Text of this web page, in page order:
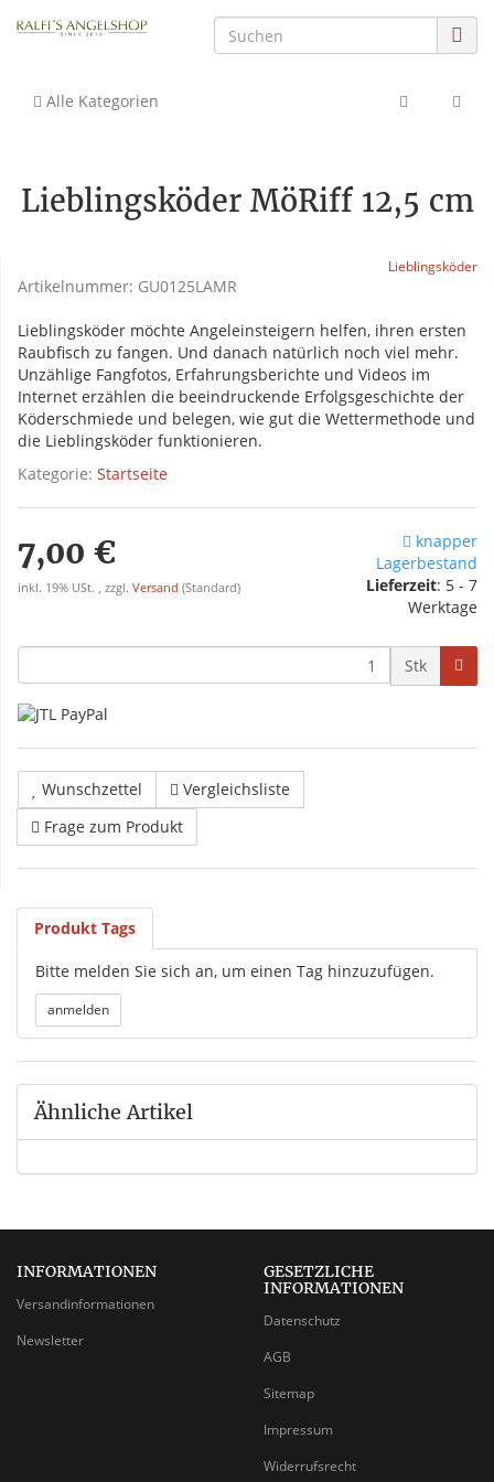
Alle Kategorien
Lieblingsköder MöRiff 12,5 cm
Lieblingsköder
Artikelnummer: GU0125LAMR
Lieblingsköder möchte Angeleinsteigern helfen, ihren ersten
Raubfisch zu fangen. Und danach natürlich noch viel mehr.
Unzählige Fangfotos, Erfahrungsberichte und Videos im
Internet erzählen die beeindruckende Erfolgsgeschichte der
Köderschmiede und belegen, wie gut die Wettermethode und
die Lieblingsköder funktionieren.
Kategorie: Startseite
7,00 €
inkl. 19% USt. , zzgl. Versand (Standard)
knapper
Lagerbestand
Lieferzeit: 5 - 7
Werktage
Stk
Wunschzettel
Vergleichsliste
Frage zum Produkt
Produkt Tags
Bitte melden Sie sich an, um einen Tag hinzuzufügen.
Ähnliche Artikel
INFORMATIONEN
Versandinformationen
Newsletter
GESETZLICHE
INFORMATIONEN
Datenschutz
AGB
Sitemap
Impressum
Widerrufsrecht